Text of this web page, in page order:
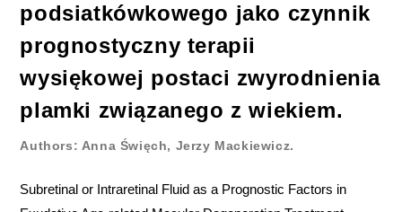
podsiatkówkowego jako czynnik
prognostyczny terapii
wysiękowej postaci zwyrodnienia
plamki związanego z wiekiem.
Authors: Anna Święch, Jerzy Mackiewicz.
Subretinal or Intraretinal Fluid as a Prognostic Factors in